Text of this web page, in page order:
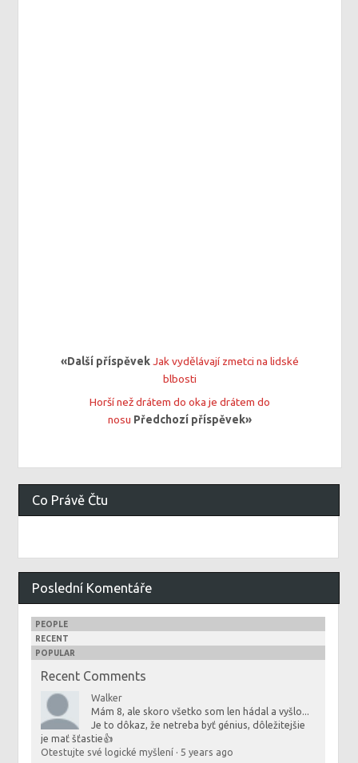
«Další příspěvekJak vydělávají zmetci na lidské
blbosti
Horší než drátem do oka je drátem do
nosu Předchozí příspěvek»
Co Právě Čtu
Poslední Komentáře
PEOPLE
RECENT
POPULAR
Recent Comments
Walker
Mám 8, ale skoro všetko som len hádal a vyšlo...
Je to dôkaz, že netreba byť génius, dôležitejšie
je mať šťastie👍
Otestujte své logické myšlení · 5 years ago